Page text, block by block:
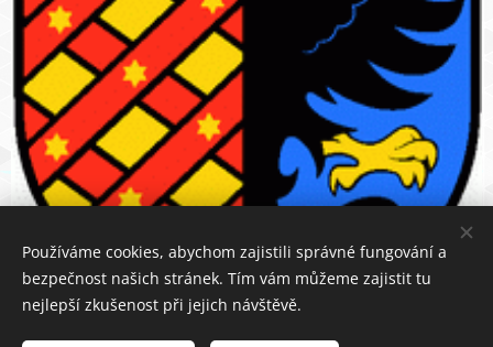
Používáme cookies, abychom zajistili správné fungování a
bezpečnost našich stránek. Tím vám můžeme zajistit tu
nejlepší zkušenost při jejich návštěvě.